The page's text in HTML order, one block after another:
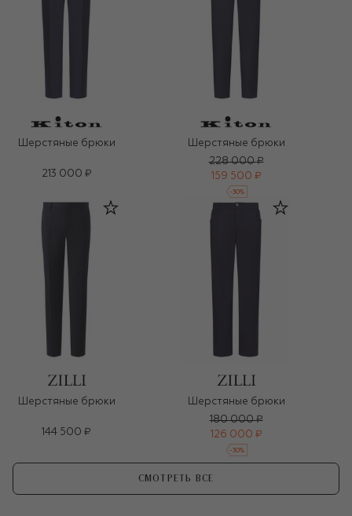
Шерстяные брюки
213 000 ₽
Шерстяные брюки
228 000 ₽
159 500 ₽
-30%
Шерстяные брюки
144 500 ₽
Шерстяные брюки
180 000 ₽
126 000 ₽
-30%
СМОТРЕТЬ ВСЕ